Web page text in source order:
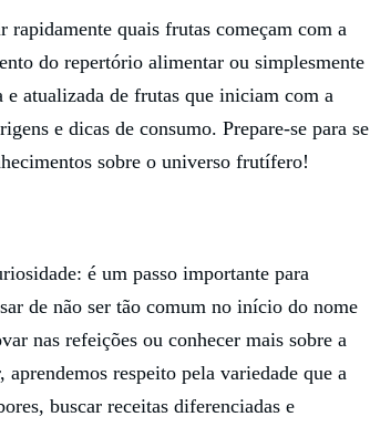
rapidamente quais frutas começam com a
do repertório alimentar ou simplesmente
atualizada de frutas que iniciam com a
e dicas de consumo. Prepare-se para se
sobre o universo frutífero!
é um passo importante para
de não ser tão comum no início do nome
nas refeições ou conhecer mais sobre a
respeito pela variedade que a
buscar receitas diferenciadas e